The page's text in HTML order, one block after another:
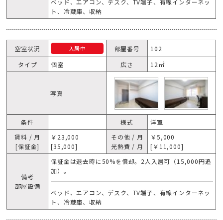
ト、冷蔵庫、収納
空室状況 入居中 部屋番号
102
タイプ
個室 広さ 12㎡
写真
条件 様式
洋室
賃料 / 月
[保証金]
￥23,000
[35,000]
その他 / 月
光熱費 / 月
￥5,000
[￥11,000]
備考
部屋設備
保証金は退去時に50%を償却。2人入居可（15,000円追
加）。
ベッド、エアコン、デスク、TV端子、有線インターネッ
ト、冷蔵庫、収納